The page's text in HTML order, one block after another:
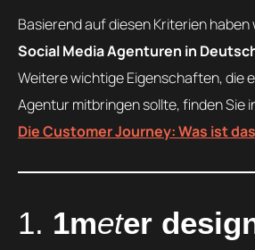
Basierend auf diesen Kriterien haben
Social Media Agenturen in
Weitere wichtige Eigenschaften, die
Agentur mitbringen sollte, finden Sie
Die Customer Journey: Was ist
1. 1meter